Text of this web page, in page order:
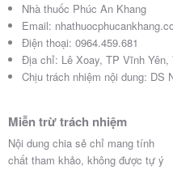
Nhà thuốc Phúc An Khang
Email:
Điện thoại: 0964.459.681
Địa chỉ: Lê Xoay, TP Vĩnh Yên,
Chịu trách nhiệm nội dung: DS
Miễn trừ trách nhiệm
Nội dung chia sẻ chỉ mang tính
chất tham khảo, không được tự ý